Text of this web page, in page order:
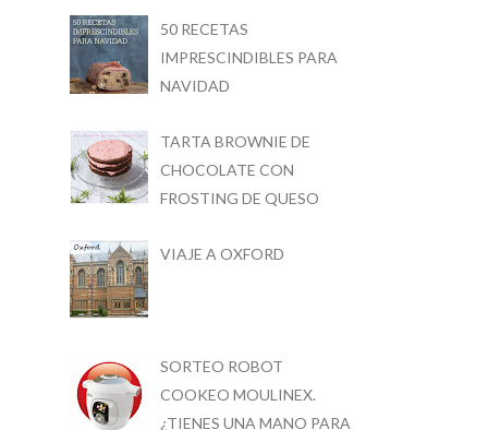
50 RECETAS
IMPRESCINDIBLES PARA
NAVIDAD
TARTA BROWNIE DE
CHOCOLATE CON
FROSTING DE QUESO
VIAJE A OXFORD
SORTEO ROBOT
COOKEO MOULINEX.
¿TIENES UNA MANO PARA